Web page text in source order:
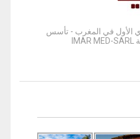
الأول في المغرب - تأسس